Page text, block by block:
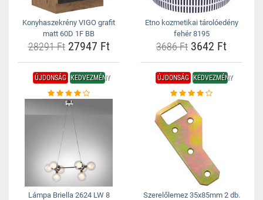
Konyhaszekrény VIGO grafit
matt 60D 1F BB
28291 Ft27947 Ft
Etno kozmetikai tárolóedény
fehér 8195
3686 Ft 3642 Ft
ÚJDONSÁG KEDVEZMÉNY
Lámpa Briella 2624 LW 8
ÚJDONSÁG KEDVEZMÉNY
Szerelőlemez 35x85mm 2 db.